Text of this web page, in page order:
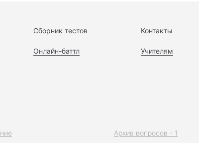
Сборник тестов
Онлайн-баттл
Контакты
Учителям
Архив вопросов - 1